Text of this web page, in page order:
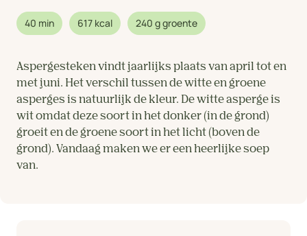
40 min 617 kcal 240 g groente
Aspergesteken vindt jaarlijks plaats van april tot en
met juni. Het verschil tussen de witte en groene
asperges is natuurlijk de kleur. De witte asperge is
wit omdat deze soort in het donker (in de grond)
groeit en de groene soort in het licht (boven de
grond). Vandaag maken we er een heerlijke soep
van.